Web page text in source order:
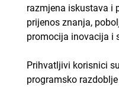
razmjena iskustava i
prijenos znanja,
promocija inovacija i
Prihvatljivi korisnici
programsko